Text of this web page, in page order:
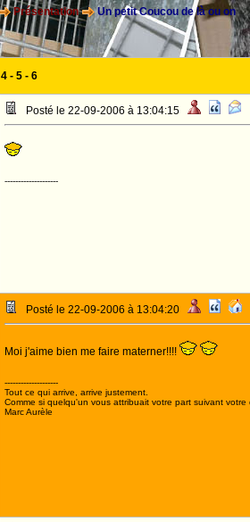
Présentation
Un petit Coucou de là ou on
4 - 5 - 6
Posté le 22-09-2006 à 13:04:15
--------------------
Posté le 22-09-2006 à 13:04:20
Moi j'aime bien me faire materner!!!!
--------------------
Tout ce qui arrive, arrive justement.
Comme si quelqu'un vous attribuait votre part suivant votre
Marc Aurèle